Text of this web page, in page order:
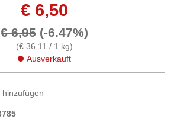
€ 6,50
€ 6,95 (-6.47%)
(€ 36,11 / 1 kg)
Ausverkauft